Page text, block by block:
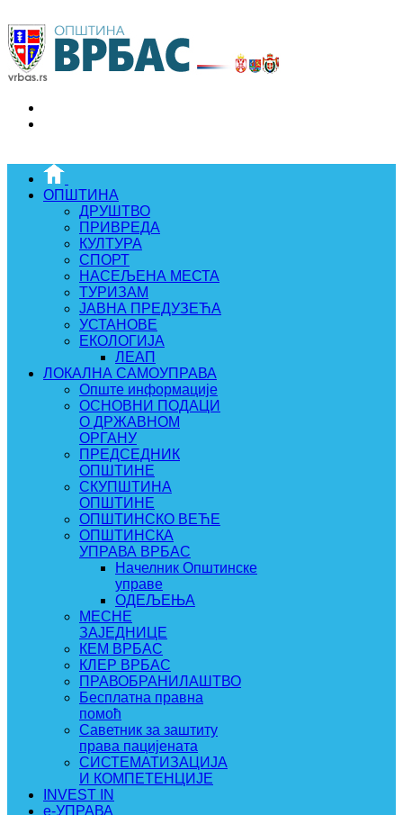
ОПШТИНА
ДРУШТВО
ПРИВРЕДА
КУЛТУРА
СПОРТ
НАСЕЉЕНА МЕСТА
ТУРИЗАМ
ЈАВНА ПРЕДУЗЕЋА
УСТАНОВЕ
ЕКОЛОГИЈА
ЛЕАП
ЛОКАЛНА САМОУПРАВА
Опште информације
ОСНОВНИ ПОДАЦИ
О ДРЖАВНОМ
ОРГАНУ
ПРЕДСЕДНИК
ОПШТИНЕ
СКУПШТИНА
ОПШТИНЕ
ОПШТИНСКО ВЕЋЕ
ОПШТИНСКА
УПРАВА ВРБАС
Начелник Општинске
управе
ОДЕЉЕЊА
МЕСНЕ
ЗАЈЕДНИЦЕ
КЕМ ВРБАС
КЛЕР ВРБАС
ПРАВОБРАНИЛАШТВО
Бесплатна правна
помоћ
Саветник за заштиту
права пацијената
СИСТЕМАТИЗАЦИЈА
И КОМПЕТЕНЦИЈЕ
INVEST IN
e-УПРАВА